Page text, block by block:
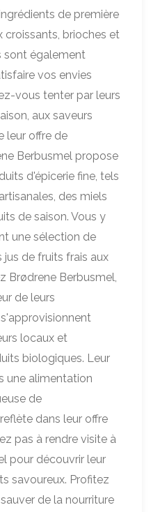
de première
croissants, brioches et
sont également
vos envies
vous tenter par leurs
aux saveurs
leur offre de
Berbusmel propose
d'épicerie fine, tels
des miels
de saison. Vous y
une sélection de
jus de fruits frais aux
Brødrene Berbusmel,
de leurs
locaux et
biologiques. Leur
une alimentation
de
dans leur offre
pas à rendre visite à
pour découvrir leur
savoureux. Profitez
de la nourriture